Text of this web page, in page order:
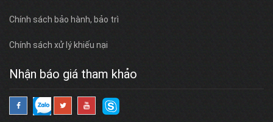
Chính sách bảo hành, bảo trì
Chính sách xử lý khiếu nại
Nhận báo giá tham khảo